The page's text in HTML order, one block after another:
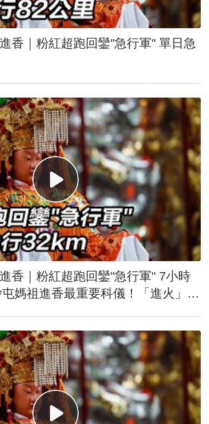
｜粉紅超跑回鑾"急行軍" 單日急
香｜粉紅超跑回鑾"急行軍" 7小時
媽祖進香最重要科儀！「進火」儀